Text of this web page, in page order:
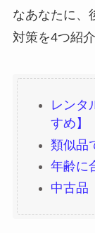
なあなたに、
対策を4つ紹介
レンタ
すめ】
類似品
年齢に
中古品